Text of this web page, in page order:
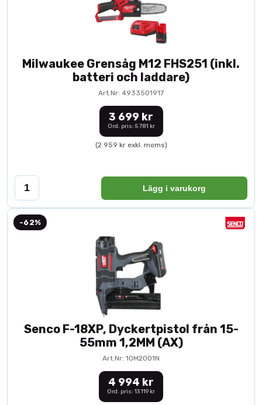
Milwaukee Grensåg M12 FHS251 (inkl.
batteri och laddare)
Art.Nr: 4933501917
3 699 kr
Ord. pris: 5 781 kr
(2 959 kr exkl. moms)
Lägg i varukorg
-62%
Senco F-18XP, Dyckertpistol från 15-
55mm 1,2MM (AX)
Art.Nr: 10M2001N
4 994 kr
Ord. pris: 13 119 kr